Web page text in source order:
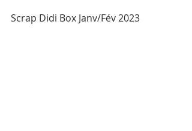
Scrap Didi Box Janv/Fév 2023